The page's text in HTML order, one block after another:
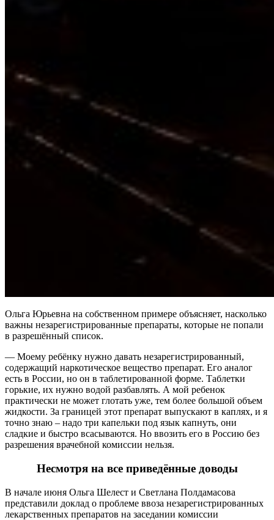
Ольга Юрьевна на собственном примере объясняет, насколько
важны незарегистрированные препараты, которые не попали
в разрешённый список.
— Моему ребёнку нужно давать незарегистрированный,
содержащий наркотическое вещество препарат. Его аналог
есть в России, но он в таблетированной форме. Таблетки
горькие, их нужно водой разбавлять. А мой ребенок
практически не может глотать уже, тем более большой объем
жидкости. За границей этот препарат выпускают в каплях, и я
точно знаю – надо три капельки под язык капнуть, они
сладкие и быстро всасываются. Но ввозить его в Россию без
разрешения врачебной комиссии нельзя.
Несмотря на все приведённые доводы
В начале июня Ольга Шелест и Светлана Полдамасова
представили доклад о проблеме ввоза незарегистрированных
лекарственных препаратов на заседании комиссии